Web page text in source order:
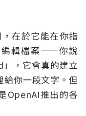
在於它能在你指
編輯檔案——你說
」，它會真的建立
你一段文字。但
OpenAI推出的各